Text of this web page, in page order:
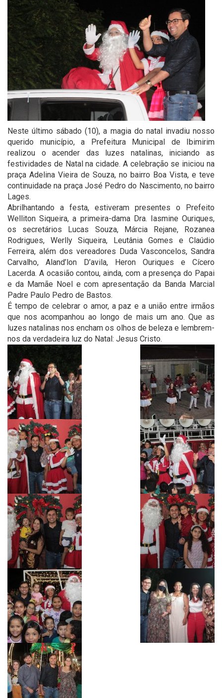
Neste último sábado (10), a magia do natal invadiu nosso
querido município, a Prefeitura Municipal de Ibimirim
realizou o acender das luzes natalinas, iniciando as
festividades de Natal na cidade. A celebração se iniciou na
praça Adelina Vieira de Souza, no bairro Boa Vista, e teve
continuidade na praça José Pedro do Nascimento, no bairro
Lages.
Abrilhantando a festa, estiveram presentes o Prefeito
Welliton Siqueira, a primeira-dama Dra. Iasmine Ouriques,
os secretários Lucas Souza, Márcia Rejane, Rozanea
Rodrigues, Werlly Siqueira, Leutânia Gomes e Claúdio
Ferreira, além dos vereadores Duda Vasconcelos, Sandra
Carvalho, Aland’lon D’avila, Heron Ouriques e Cícero
Lacerda. A ocasião contou, ainda, com a presença do Papai
e da Mamãe Noel e com apresentação da Banda Marcial
Padre Paulo Pedro de Bastos.
É tempo de celebrar o amor, a paz e a união entre irmãos
que nos acompanhou ao longo de mais um ano. Que as
luzes natalinas nos encham os olhos de beleza e lembrem-
nos da verdadeira luz do Natal: Jesus Cristo.